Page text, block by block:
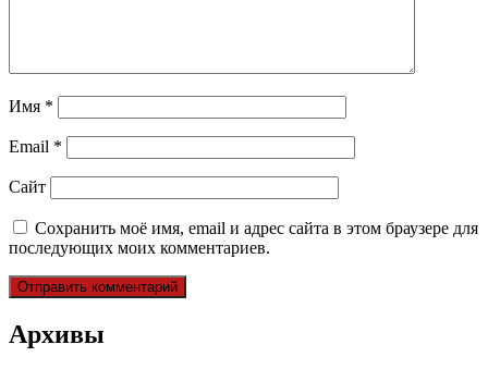
Имя *
Email *
Сайт
Сохранить моё имя, email и адрес сайта в этом браузере для
последующих моих комментариев.
Архивы